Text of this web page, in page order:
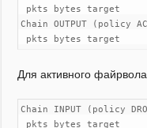
pkts bytes target
Chain OUTPUT (policy
pkts bytes target
Для активного
Chain INPUT (policy
pkts bytes target